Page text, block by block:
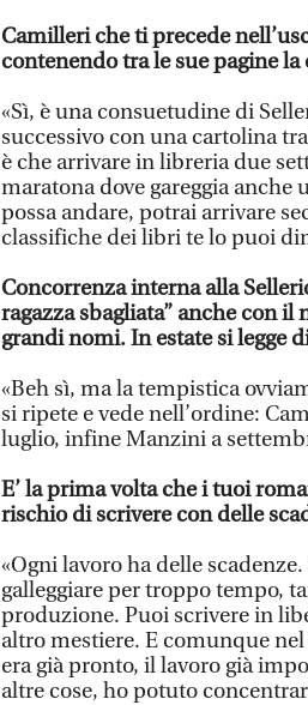
Camilleri che ti precede
contenendo tra le sue pagine
«Sì, è una consuetudine di
successivo con una cartolina
è che arrivare in libreria due
maratona dove gareggia anche
possa andare, potrai arrivare
classifiche dei libri te lo puoi
Concorrenza interna alla
ragazza sbagliata” anche con
grandi nomi. In estate si legge
«Beh sì, ma la tempistica
si ripete e vede nell’ordine:
luglio, infine Manzini a
E’ la prima volta che i tuoi
rischio di scrivere con delle
«Ogni lavoro ha delle
galleggiare per troppo tempo,
produzione. Puoi scrivere in
altro mestiere. E comunque nel
era già pronto, il lavoro già
altre cose, ho potuto